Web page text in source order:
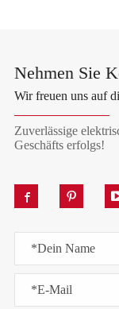
Nehmen Sie
Wir freuen uns auf
Zuverlässige
Geschäfts erfolgs!
 